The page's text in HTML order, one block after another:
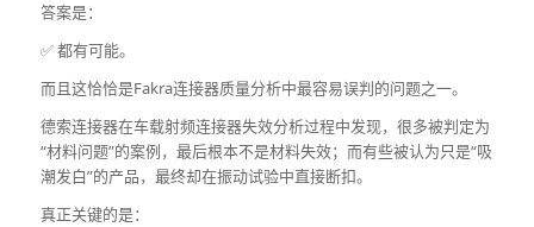
答案是：
✅ 都有可能。
而且这恰恰是Fakra连接器质量分析中最容易误判的问题之一。
德索连接器在车载射频连接器失效分析过程中发现，很多被判定为
“材料问题”的案例，最后根本不是材料失效；而有些被认为只是“吸
潮发白”的产品，最终却在振动试验中直接断扣。
真正关键的是：